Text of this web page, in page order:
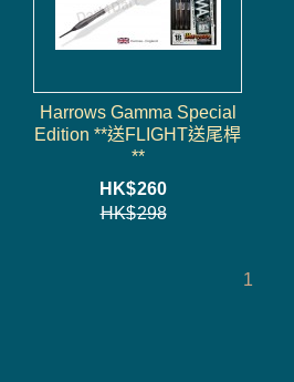
Harrows Gamma Special
Edition **送FLIGHT送尾桿
**
HK$260
HK$298
1